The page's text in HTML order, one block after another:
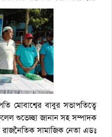
মোবাশ্বের বাবুর সভাপতিত্বে
শুভেচ্ছা জানান সহ সম্পাদক
সামাজিক নেতা এডঃ